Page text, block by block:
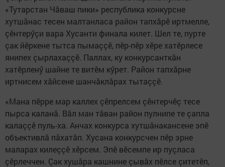
«Тутарстан Чăваш пики» республика конкурсне
хутшăнас тесен малтанласа район тапхăрӗ иртмелле,
çӗнтерӳçи вара Хусанти финала килет. Шел те, пурте
çак йӗркене тытса пымаççӗ, пӗр-пӗр хӗре хатӗрлесе
янипех çырлахаççӗ. Паллах, ку конкурсанткăн
хатӗрленӳ шайне те витӗм кӳрет. Район тапхăрне
иртнисем хăйсене шанчăклăрах тытаççӗ.
«Мана пӗрре мар каллех çӗпрелсем çӗнтерчӗç тесе
пырса каланă. Вăл ман тăван район пулнипе те çапла
калаççӗ пуль-ха. Анчах конкурса хутшăнакансене эпӗ
объективлă пăхатăп. Хусана конкурсчен пӗр эрне
маларах килеççӗ хӗрсем. Эпӗ вӗсемпе ир пуçласа
çӗрлеччен. Çак хушăра кашнине çывăх пӗлсе çитетӗп,